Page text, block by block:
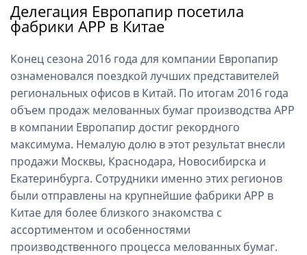
Делегация Европапир посетила
фабрики АРР в Китае
Конец сезона 2016 года для компании Европапир
ознаменовался поездкой лучших представителей
региональных офисов в Китай. По итогам 2016 года
объем продаж мелованных бумаг производства АРР
в компании Европапир достиг рекордного
максимума. Немалую долю в этот результат внесли
продажи Москвы, Краснодара, Новосибирска и
Екатеринбурга. Сотрудники именно этих регионов
были отправлены на крупнейшие фабрики АРР в
Китае для более близкого знакомства с
ассортиментом и особенностями
производственного процесса мелованных бумаг.